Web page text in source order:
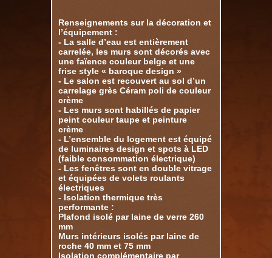
Renseignements sur la décoration et
l’équipement :
- La salle d’eau est entièrement
carrelée, les murs sont décorés avec
une faïence couleur belge et une
frise style « baroque design »
- Le salon est recouvert au sol d’un
carrelage grès Céram poli de couleur
crème
- Les murs sont habillés de papier
peint couleur taupe et peinture
crème
- L’ensemble du logement est équipé
de luminaires design et spots à LED
(faible consommation électrique)
- Les fenêtres sont en double vitrage
et équipées de volets roulants
électriques
- Isolation thermique très
performante :
Plafond isolé par laine de verre 260
mm
Murs intérieurs isolés par laine de
roche 40 mm et 75 mm
Isolation complémentaire par